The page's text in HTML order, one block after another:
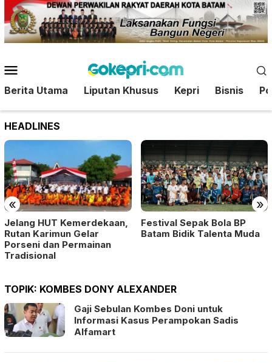
Loncat
ke
konten
Mobile
Berita Utama Liputan Khusus Kepri Bisnis
HEADLINES
« »
Jelang HUT Kemerdekaan,
Rutan Karimun Gelar
Porseni dan Permainan
Tradisional
Festival Sepak Bola BP
Batam Bidik Talenta Muda
TOPIK: KOMBES DONY ALEXANDER
Gaji Sebulan Kombes Doni untuk
Informasi Kasus Perampokan Sadis
Alfamart